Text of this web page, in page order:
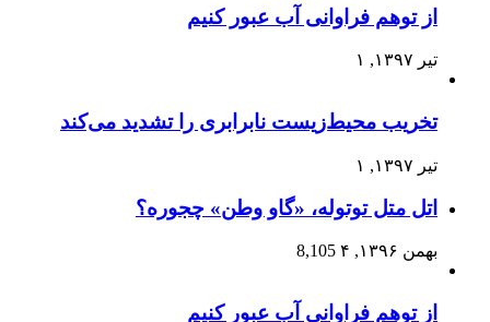
از توهم فراوانی آب عبور کنیم
تیر ۱۳۹۷, ۱
تخریب محیط‌زیست نابرابری را تشدید می‌کند
تیر ۱۳۹۷, ۱
اتل متل توتوله، «گاو وطن» چجوره؟
بهمن ۱۳۹۶, ۴ 8,105
از توهم فراوانی آب عبور کنیم